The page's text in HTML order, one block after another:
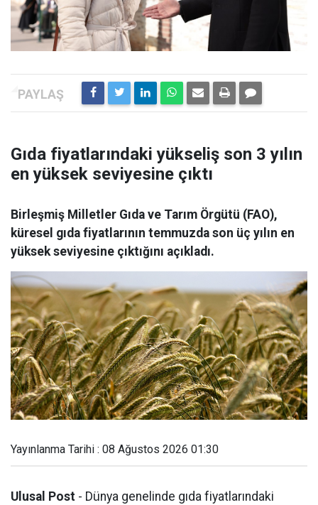
Gıda fiyatlarındaki yükseliş son 3 yılın
en yüksek seviyesine çıktı
Birleşmiş Milletler Gıda ve Tarım Örgütü (FAO),
küresel gıda fiyatlarının temmuzda son üç yılın en
yüksek seviyesine çıktığını açıkladı.
Yayınlanma Tarihi : 08 Ağustos 2026 01:30
Ulusal Post - Dünya genelinde gıda fiyatlarındaki